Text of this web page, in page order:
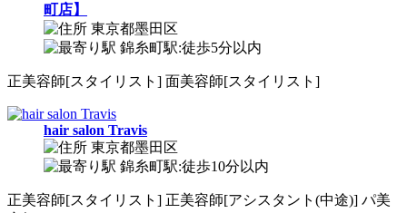
町店】
東京都墨田区
錦糸町駅:徒歩5分以内
正美容師[スタイリスト] 面美容師[スタイリスト]
hair salon Travis
東京都墨田区
錦糸町駅:徒歩10分以内
正美容師[スタイリスト] 正美容師[アシスタント(中途)] パ美